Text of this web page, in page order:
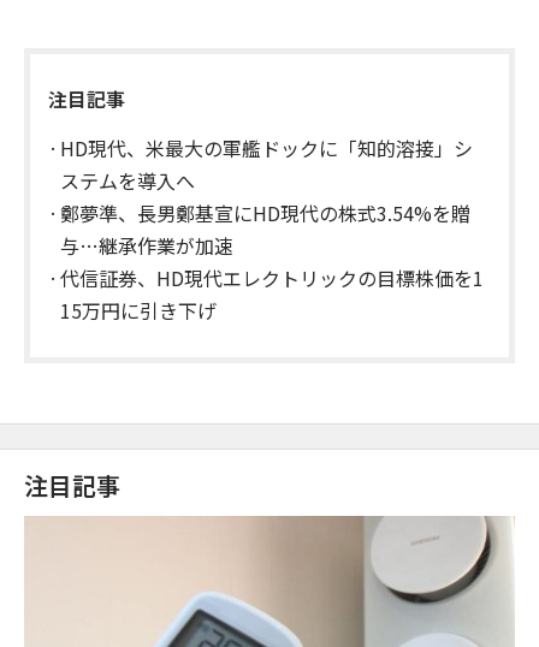
注目記事
HD現代、米最大の軍艦ドックに「知的溶接」シ
ステムを導入へ
鄭夢準、長男鄭基宣にHD現代の株式3.54%を贈
与…継承作業が加速
代信証券、HD現代エレクトリックの目標株価を1
15万円に引き下げ
注目記事